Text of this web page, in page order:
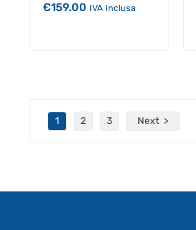
€159.00 IVA Inclusa
1 2 3 Next